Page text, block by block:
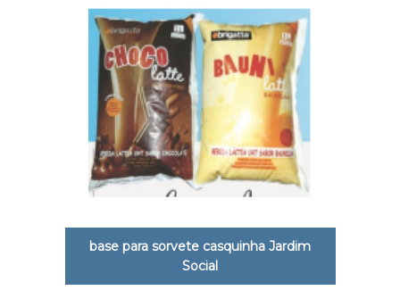
base para sorvete casquinha Jardim
Social